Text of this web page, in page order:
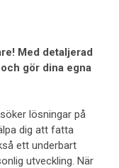
Med detaljerad
gör dina egna
lösningar på
dig att fatta
ett underbart
utveckling. När